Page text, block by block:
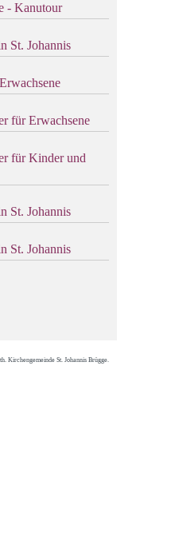
- Kanutour
St. Johannis
für Erwachsene
für Kinder und
St. Johannis
St. Johannis
Kirchengemeinde St. Johannis Brügge.